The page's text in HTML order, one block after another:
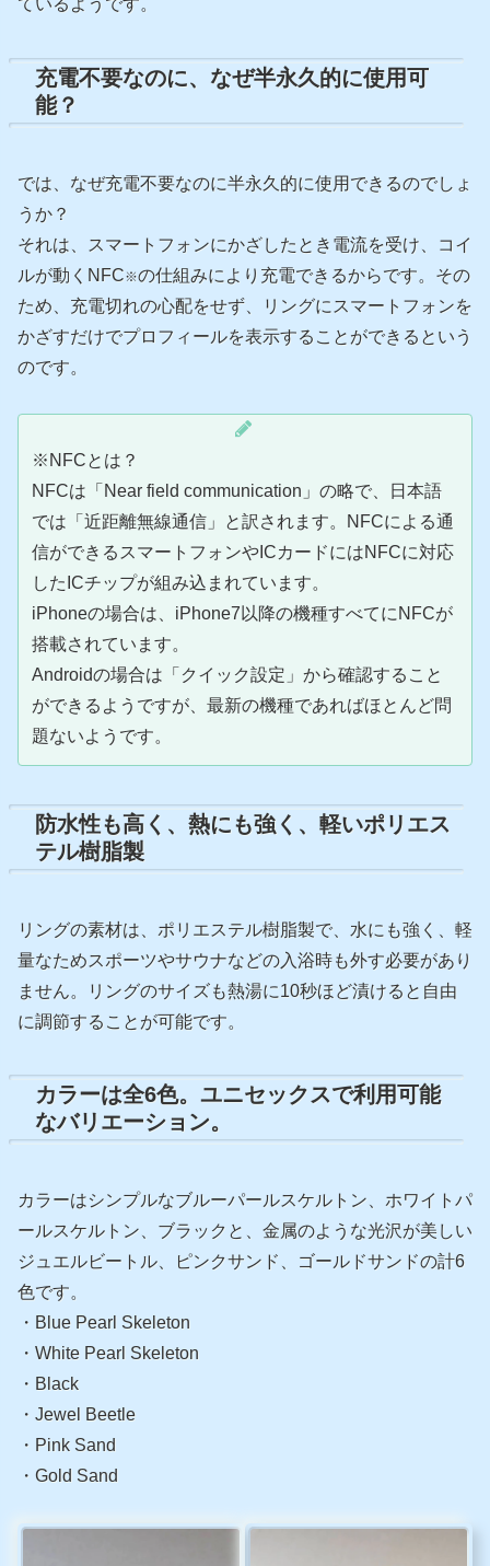
ているようです。
充電不要なのに、なぜ半永久的に使用可
能？
では、なぜ充電不要なのに半永久的に使用できるのでしょ
うか？
それは、スマートフォンにかざしたとき電流を受け、コイ
ルが動くNFC※の仕組みにより充電できるからです。その
ため、充電切れの心配をせず、リングにスマートフォンを
かざすだけでプロフィールを表示することができるという
のです。
※NFCとは？
NFCは「Near field communication」の略で、日本語
では「近距離無線通信」と訳されます。NFCによる通
信ができるスマートフォンやICカードにはNFCに対応
したICチップが組み込まれています。
iPhoneの場合は、iPhone7以降の機種すべてにNFCが
搭載されています。
Androidの場合は「クイック設定」から確認すること
ができるようですが、最新の機種であればほとんど問
題ないようです。
防水性も高く、熱にも強く、軽いポリエス
テル樹脂製
リングの素材は、ポリエステル樹脂製で、水にも強く、軽
量なためスポーツやサウナなどの入浴時も外す必要があり
ません。リングのサイズも熱湯に10秒ほど漬けると自由
に調節することが可能です。
カラーは全6色。ユニセックスで利用可能
なバリエーション。
カラーはシンプルなブルーパールスケルトン、ホワイトパ
ールスケルトン、ブラックと、金属のような光沢が美しい
ジュエルビートル、ピンクサンド、ゴールドサンドの計6
色です。
・Blue Pearl Skeleton
・White Pearl Skeleton
・Black
・Jewel Beetle
・Pink Sand
・Gold Sand